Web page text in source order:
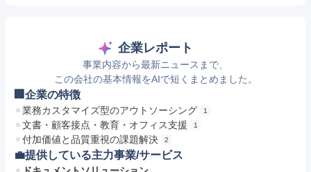
企業レポート
事業内容から最新ニュースまで、
この会社の基本情報をAIで短くまとめました。
🏢企業の特徴
業務カスタマイズ型のアウトソーシング 1
文書・顧客接点・教育・オフィス支援 1
付加価値と品質重視の課題解決 2
💼提供している主力事業/サービス